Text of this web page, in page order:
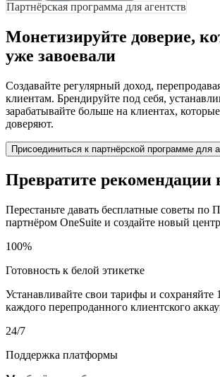
Партнёрская программа для агентств
Монетизируйте доверие,
уже завоевали
Создавайте регулярный доход,
клиентам. Брендируйте под себя,
зарабатывайте больше на клиентах,
доверяют.
Присоединиться к партнёрской программе для
Превратите рекомендации
Перестаньте давать бесплатные советы по
партнёром OneSuite и создайте новый
100%
Готовность к белой этикетке
Устанавливайте свои тарифы и сохраняйте
каждого перепроданного клиентского
24/7
Поддержка платформы